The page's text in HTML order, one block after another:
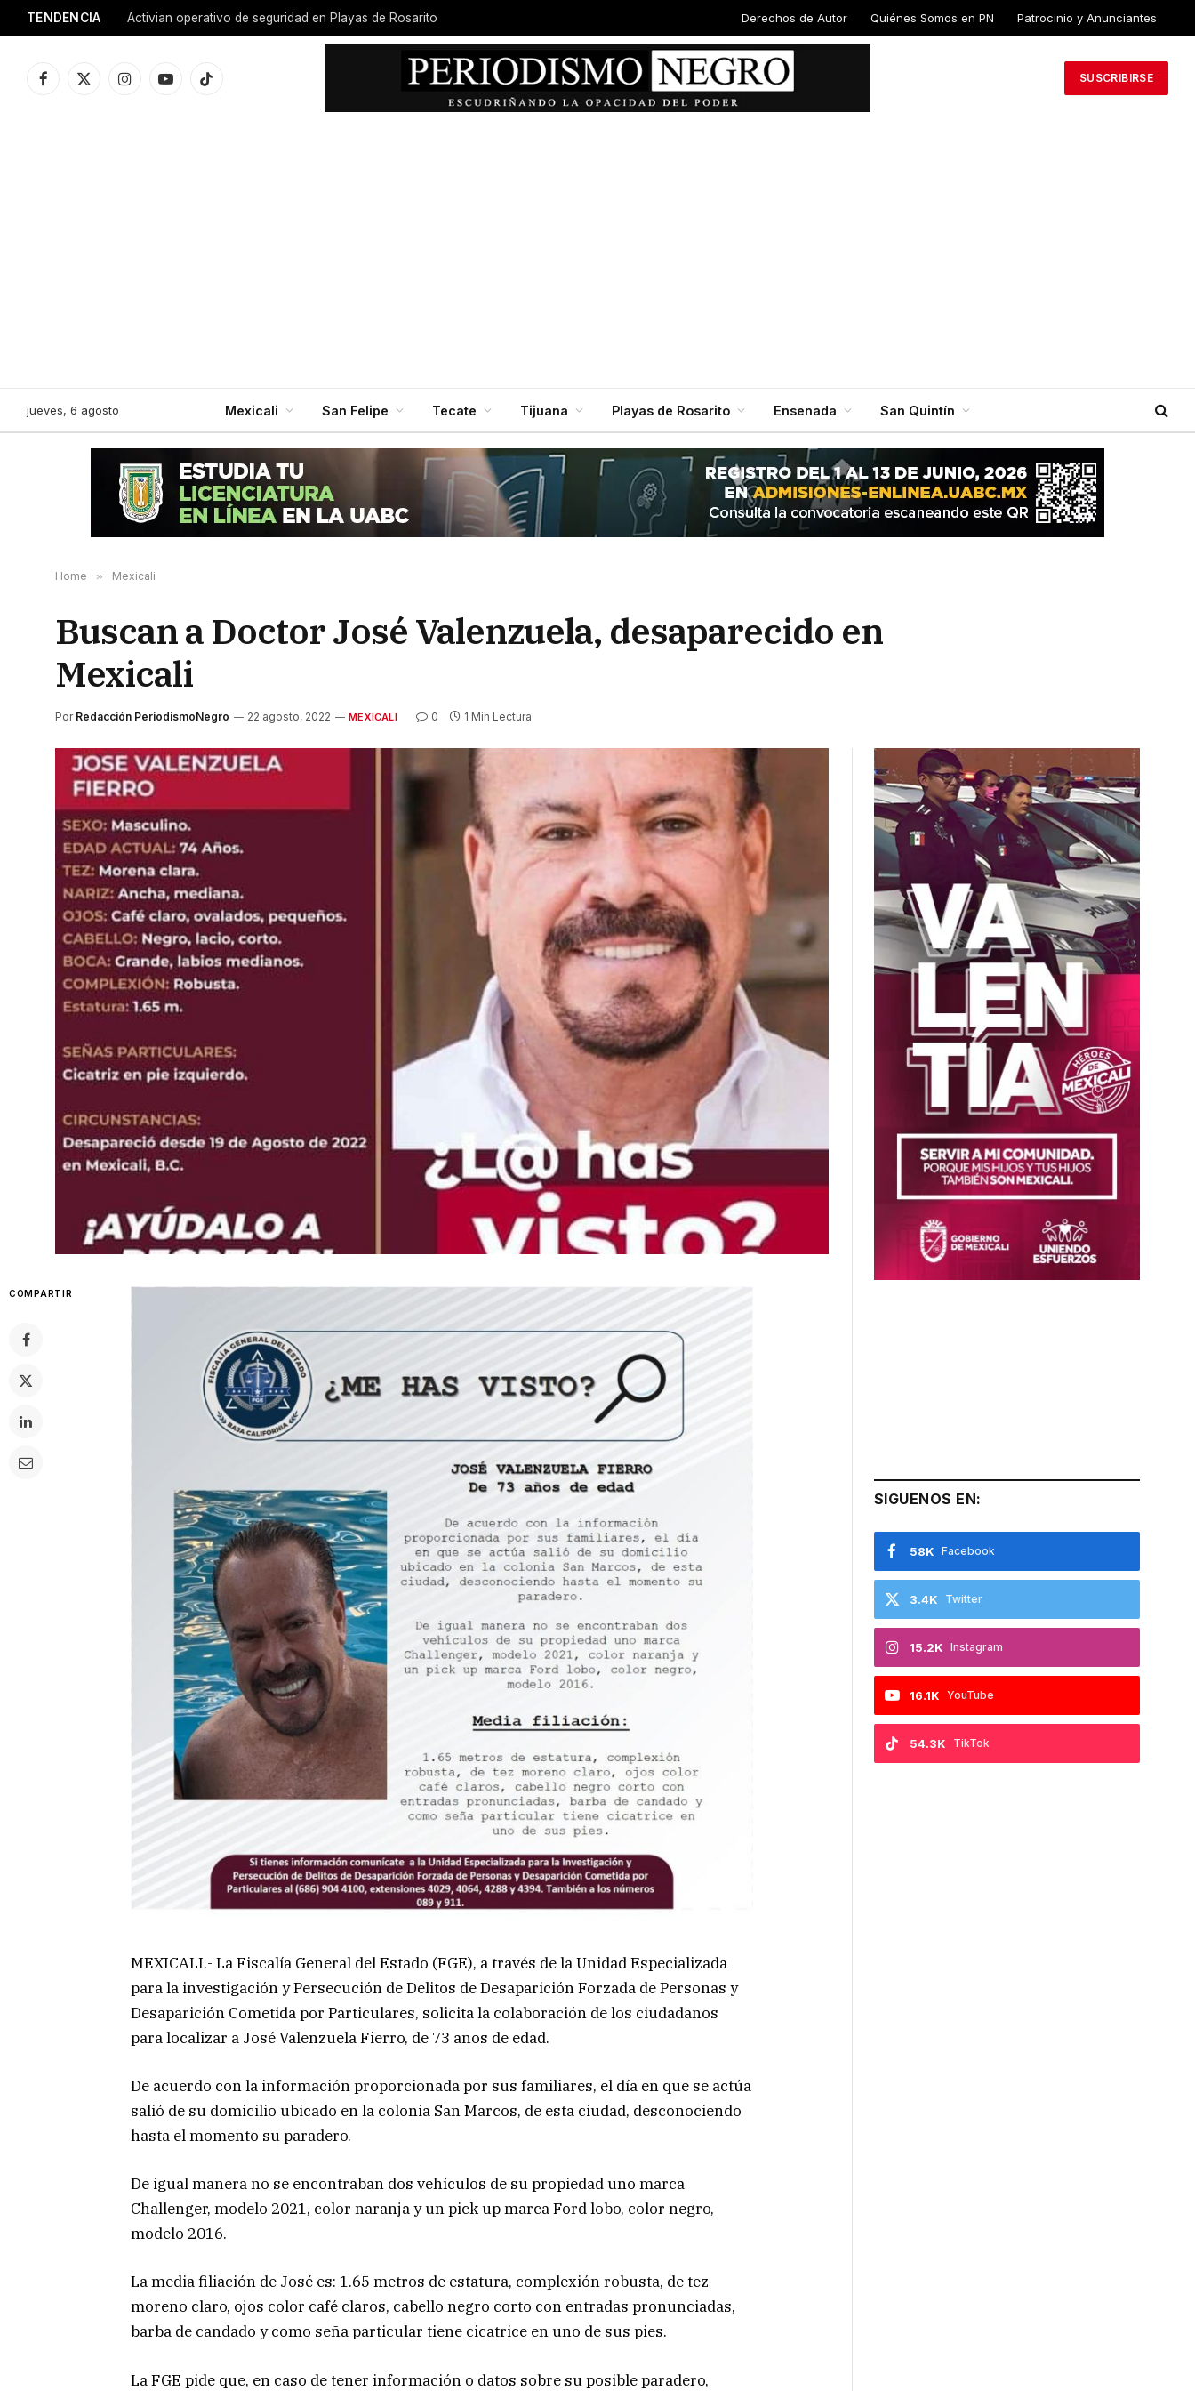
TENDENCIA Activian operativo de seguridad en Playas de Rosarito Derechos de Autor Quiénes Somos en PN Patrocinio y Anunciantes
Facebook
X
InstagramYouTubeTikTok
SUSCRIBIRSE
jueves, 6 agosto Mexicali San Felipe Tecate Tijuana Playas de Rosarito Ensenada San Quintín
Home » Mexicali
Buscan a Doctor José Valenzuela, desaparecido en
Mexicali
Por Redacción PeriodismoNegro 22 agosto, 2022 MEXICALI 0 1 Min Lectura
COMPARTIR
MEXICALI.- La Fiscalía General del Estado (FGE), a través de la Unidad Especializada
para la investigación y Persecución de Delitos de Desaparición Forzada de Personas y
Desaparición Cometida por Particulares, solicita la colaboración de los ciudadanos
para localizar a José Valenzuela Fierro, de 73 años de edad.
De acuerdo con la información proporcionada por sus familiares, el día en que se actúa
salió de su domicilio ubicado en la colonia San Marcos, de esta ciudad, desconociendo
hasta el momento su paradero.
De igual manera no se encontraban dos vehículos de su propiedad uno marca
Challenger, modelo 2021, color naranja y un pick up marca Ford lobo, color negro,
modelo 2016.
La media filiación de José es: 1.65 metros de estatura, complexión robusta, de tez
moreno claro, ojos color café claros, cabello negro corto con entradas pronunciadas,
barba de candado y como seña particular tiene cicatrice en uno de sus pies.
La FGE pide que, en caso de tener información o datos sobre su posible paradero,
SIGUENOS EN:
Facebook
58K
Twitter
3.4K
Instagram
15.2K
YouTube
16.1K
TikTok
54.3K